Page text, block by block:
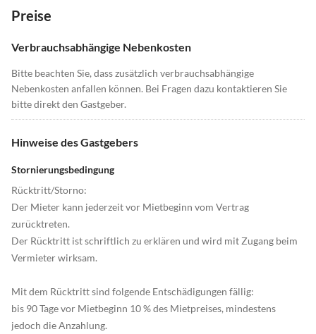
Preise
Verbrauchsabhängige Nebenkosten
Bitte beachten Sie, dass zusätzlich verbrauchsabhängige
Nebenkosten anfallen können. Bei Fragen dazu kontaktieren Sie
bitte direkt den Gastgeber.
Hinweise des Gastgebers
Stornierungsbedingung
Rücktritt/Storno:
Der Mieter kann jederzeit vor Mietbeginn vom Vertrag
zurücktreten.
Der Rücktritt ist schriftlich zu erklären und wird mit Zugang beim
Vermieter wirksam.
Mit dem Rücktritt sind folgende Entschädigungen fällig:
bis 90 Tage vor Mietbeginn 10 % des Mietpreises, mindestens
jedoch die Anzahlung.